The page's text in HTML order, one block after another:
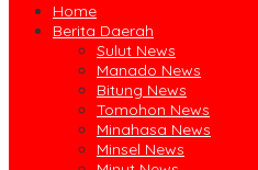
Home
Berita Daerah
Sulut News
Manado News
Bitung News
Tomohon News
Minahasa News
Minsel News